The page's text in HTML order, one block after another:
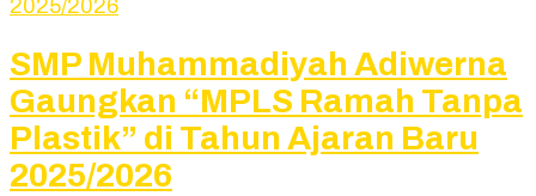
SMP Muhammadiyah Adiwerna
Gaungkan “MPLS Ramah Tanpa
Plastik” di Tahun Ajaran Baru
2025/2026